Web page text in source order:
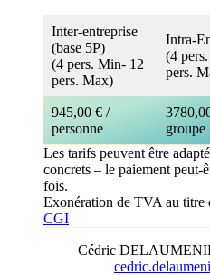
Inter-entreprise
(base 5P)
(4 pers. Min- 12
pers. Max)
Intra-
(4
pers.
945,00 € /
personne
groupe
Les tarifs peuvent être
concrets – le paiement peut-
fois.
Exonération de TVA au titre
CGI
Cédric